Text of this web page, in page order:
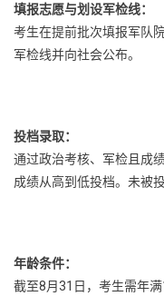
填报志愿与划设军检线‌：
考生在提前批次填报军队
军检线并向社会公布。‌‌
投档录取‌：
通过政治考核、军检且成
成绩从高到低投档。未被
年龄条件‌：
截至8月31日，考生需年